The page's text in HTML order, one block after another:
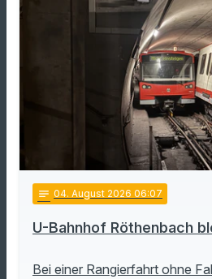
notes 04. August 2026 06:07
U-Bahnhof Röthenbach
Bei einer Rangierfahrt ohne